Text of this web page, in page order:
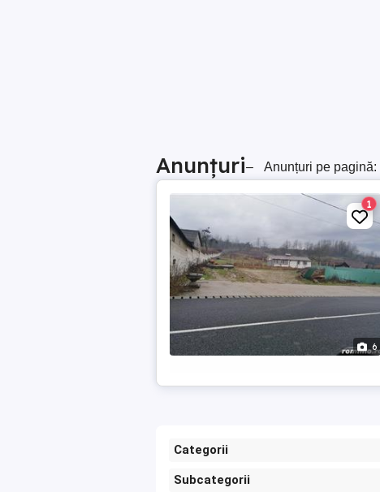
Anunțuri– Anunțuri pe pagină:
6
1
Categorii
Subcategorii